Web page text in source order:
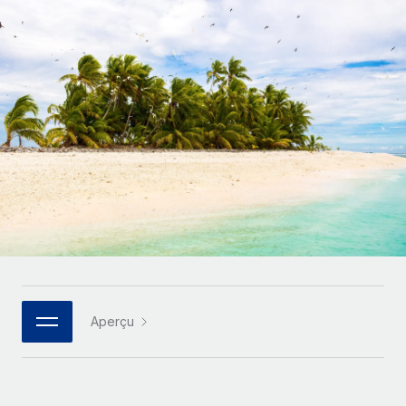
Gestion des freelances
Intégrez et gérez vos freelances partout dans le monde
PEO
Sous-traitez les opérations complexes liées à l’emploi
INFRASTRUCTURE
Intégration Remote
Intégrez vos RH aux flux de travail en toute simplicité
Plateforme
Des fonctions RH clés intégrées pour votre équipe
Connectez n'importe quel outil d’IA à Remote grâce à
notre MCP
Examinez notre service par rapport aux autres
CROISSANCE
Start-ups
Des solutions agiles et internationales pour les RH et la
paie des entreprises en pleine croissance
Entreprises intermédiaires
Développez vos équipes avec des solutions RH sur
mesure
Entreprise
Les RH à l’international pour les grandes entreprises
Calculateur de paiement des freelances
Découvrez les devises disponibles et les vitesses de
paiement pour vos freelances internationaux
APPRENDRE AVEC REMOTE
Recherche et guides
Études de cas
Checklists et modèles
Descriptions de postes
Nederlands
Français
Deutsch
Español
Italiano
Português (Portugal)
日本語
한국어
Connexion
Aperçu